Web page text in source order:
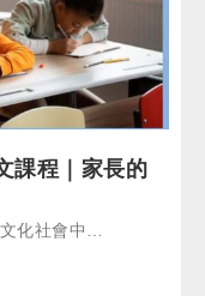
課程｜家長的
化社會中…